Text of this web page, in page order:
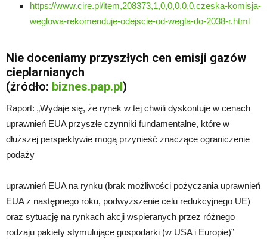
https://www.cire.pl/item,208373,1,0,0,0,0,0,czeska-komisja-
weglowa-rekomenduje-odejscie-od-wegla-do-2038-r.html
Nie doceniamy przyszłych cen emisji gazów
cieplarnianych
(źródło: biznes.pap.pl)
Raport: „Wydaje się, że rynek w tej chwili dyskontuje w cenach
uprawnień EUA przyszłe czynniki fundamentalne, które w
dłuższej perspektywie mogą przynieść znaczące ograniczenie
podaży
uprawnień EUA na rynku (brak możliwości pożyczania uprawnień
EUA z następnego roku, podwyższenie celu redukcyjnego UE)
oraz sytuację na rynkach akcji wspieranych przez różnego
rodzaju pakiety stymulujące gospodarki (w USA i Europie)”